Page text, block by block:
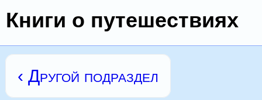
Книги о путешествиях
‹ Другой подраздел